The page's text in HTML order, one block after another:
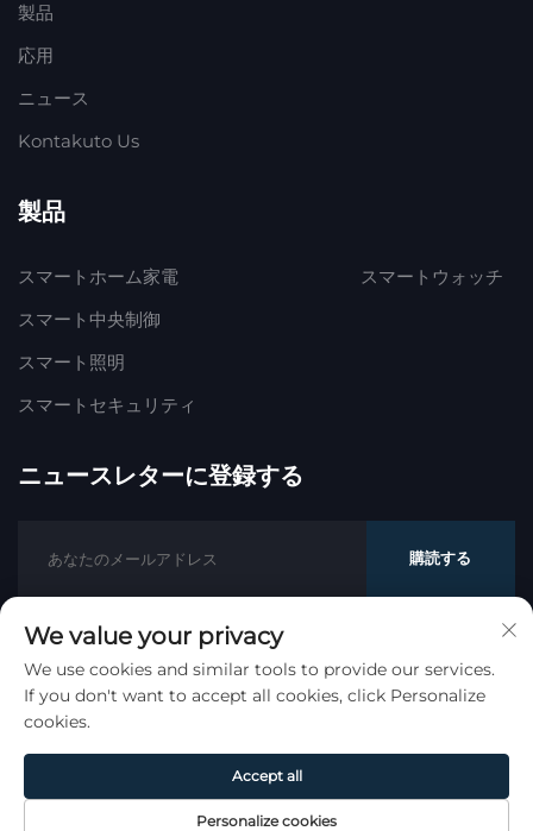
製品
応用
ニュース
Kontakuto Us
製品
スマートホーム家電
スマート中央制御
スマート照明
スマートセキュリティ
スマートウォッチ
ニュースレターに登録する
購読する
著作権 © ハオモン트ライディング（杭州）有限公司。すべて
の権利予約。
プライバシーポリシー
トップに戻る
We value your privacy
We use cookies and similar tools to provide our services.
If you don't want to accept all cookies, click Personalize
cookies.
Personalize cookies
Accept all